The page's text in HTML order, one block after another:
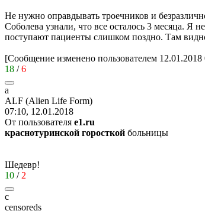
Не нужно оправдывать троечников и
Соболева узнали, что все осталось 3 месяца. Я
поступают пациенты слишком поздно. Там
[Сообщение изменено пользователем 12.01.2018
18 /6
a
ALF (Alien Life Form)
07:10, 12.01.2018
От пользователя e1.ru
краснотуринской горосткой больницы
Шедевр!
10 / 2
c
censoreds